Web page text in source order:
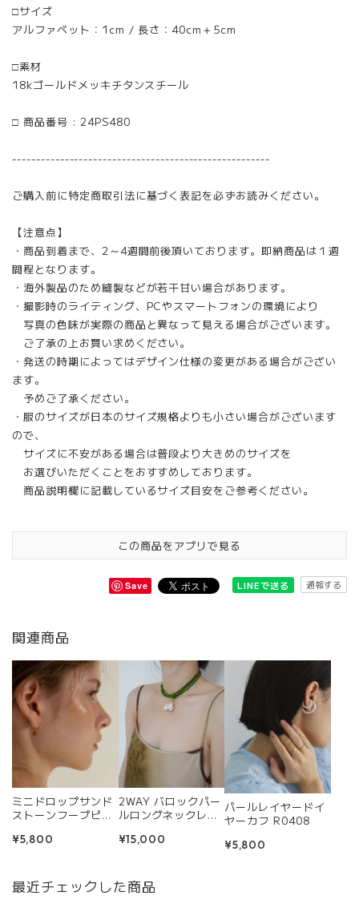
□サイズ
アルファベット：1cm / 長さ：40cm＋5cm
□素材
18kゴールドメッキチタンスチール
□ 商品番号 : 24PS480
------------------------------------------------------
ご購入前に特定商取引法に基づく表記を必ずお読みください。
【注意点】
・商品到着まで、2～4週間前後頂いております。即納商品は１週
間程となります。
・海外製品のため縫製などが若干甘い場合があります。
・撮影時のライティング、PCやスマートフォンの環境により
写真の色味が実際の商品と異なって見える場合がございます。
ご了承の上お買い求めください。
・発送の時期によってはデザイン仕様の変更がある場合がござい
ます。
予めご了承ください。
・服のサイズが日本のサイズ規格よりも小さい場合がございます
ので、
サイズに不安がある場合は普段より大きめのサイズを
お選びいただくことをおすすめしております。
商品説明欄に記載しているサイズ目安をご参考ください。
この商品をアプリで見る
Save LINEで送る 通報する
関連商品
ミニドロップサンド
ストーンフープピア
¥5,800
2WAY バロックパー
ルロングネックレス
¥15,000
パールレイヤードイ
ヤーカフ R0408
¥5,800
最近チェックした商品